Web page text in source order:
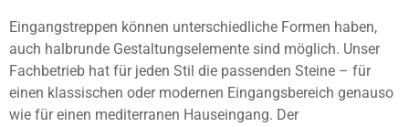
Eingangstreppen können unterschiedliche Formen haben,
auch halbrunde Gestaltungselemente sind möglich. Unser
Fachbetrieb hat für jeden Stil die passenden Steine – für
einen klassischen oder modernen Eingangsbereich genauso
wie für einen mediterranen Hauseingang. Der